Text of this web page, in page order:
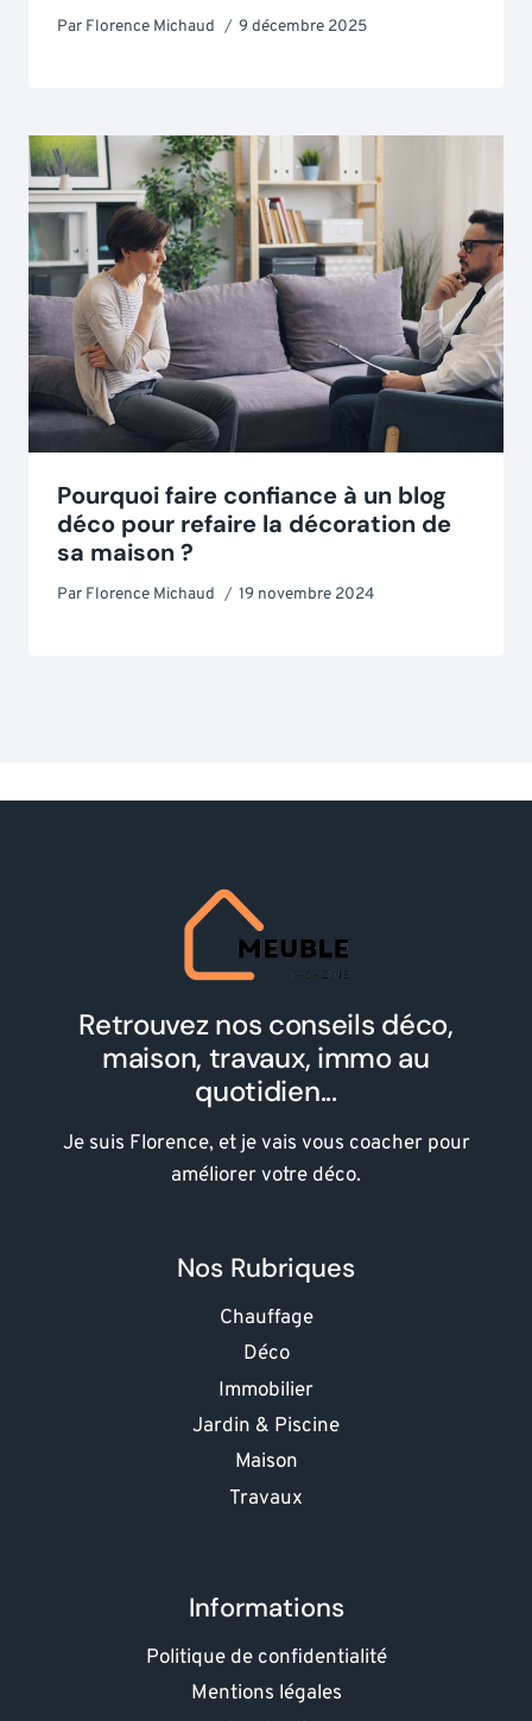
Par Florence Michaud 9 décembre 2025
Pourquoi faire confiance à un blog
déco pour refaire la décoration de
sa maison ?
Par Florence Michaud 19 novembre 2024
Retrouvez nos conseils déco,
maison, travaux, immo au
quotidien...
Je suis Florence, et je vais vous coacher pour
améliorer votre déco.
Nos Rubriques
Chauffage
Déco
Immobilier
Jardin & Piscine
Maison
Travaux
Informations
Politique de confidentialité
Mentions légales